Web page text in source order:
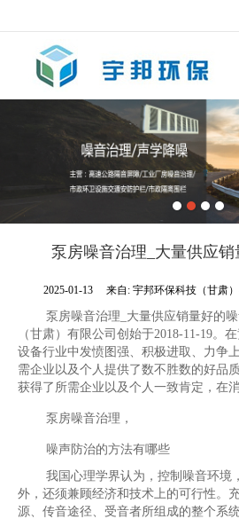
泵房噪音治理_大量供应
2025-01-13 来自: 宇邦环保科技（甘肃
泵房噪音治理_大量供应销量好的
（甘肃）有限公司创始于2018-11-19。
设备行业中发愤图强、积极进取、力争
需企业以及个人提供了数不胜数的好品
获得了所需企业以及个人一致肯定，在
泵房噪音治理，
噪声防治的方法有哪些
我国心理学界认为，控制噪音环境
外，还须兼顾经济和技术上的可行性。
源、传音途径、受音者所组成的整个系